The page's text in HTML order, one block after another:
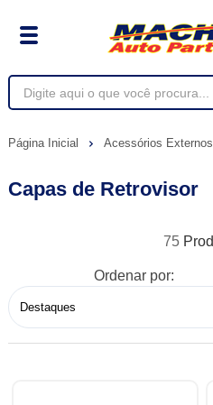
Página Inicial Acessórios Externos
Capas de Retrovisor
75
Ordenar por: